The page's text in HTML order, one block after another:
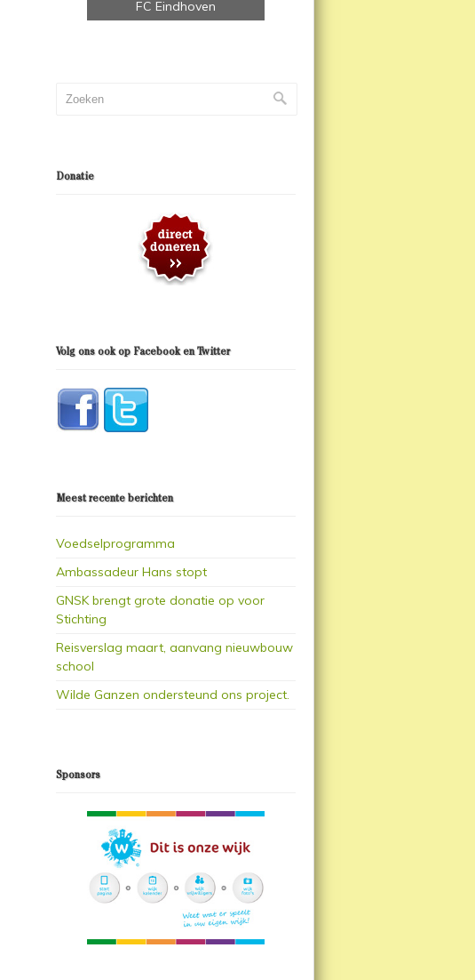
FC Eindhoven
Donatie
Volg ons ook op Facebook en Twitter
Meest recente berichten
Voedselprogramma
Ambassadeur Hans stopt
GNSK brengt grote donatie op voor
Stichting
Reisverslag maart, aanvang nieuwbouw
school
Wilde Ganzen ondersteund ons project.
Sponsors